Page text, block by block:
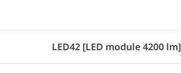
LED42 [LED module 4200 lm]